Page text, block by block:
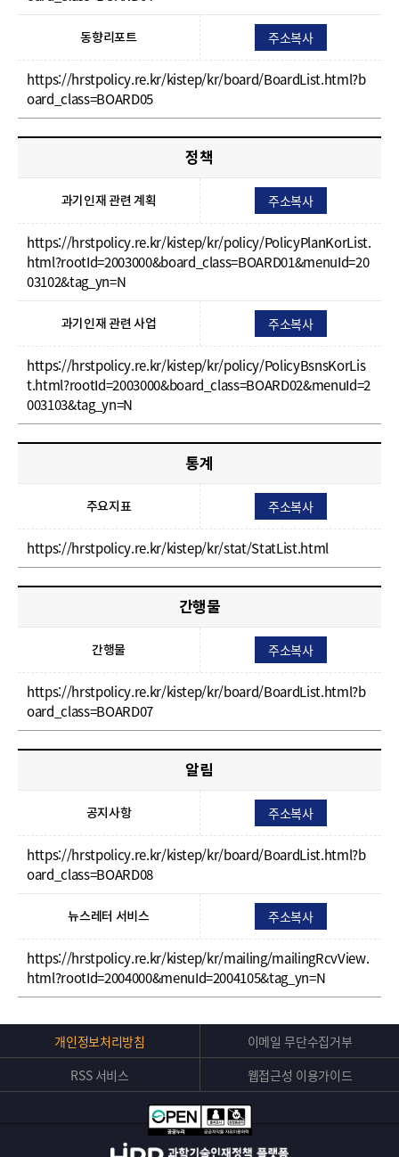
동향리포트 주소복사
https://hrstpolicy.re.kr/kistep/kr/board/BoardList.html?b
oard_class=BOARD05
정책
과기인재 관련 계획 주소복사
https://hrstpolicy.re.kr/kistep/kr/policy/PolicyPlanKorList.
html?rootId=2003000&board_class=BOARD01&menuId=20
03102&tag_yn=N
과기인재 관련 사업 주소복사
https://hrstpolicy.re.kr/kistep/kr/policy/PolicyBsnsKorLis
t.html?rootId=2003000&board_class=BOARD02&menuId=2
003103&tag_yn=N
통계
주요지표 주소복사
https://hrstpolicy.re.kr/kistep/kr/stat/StatList.html
간행물
간행물 주소복사
https://hrstpolicy.re.kr/kistep/kr/board/BoardList.html?b
oard_class=BOARD07
알림
공지사항 주소복사
https://hrstpolicy.re.kr/kistep/kr/board/BoardList.html?b
oard_class=BOARD08
뉴스레터 서비스 주소복사
https://hrstpolicy.re.kr/kistep/kr/mailing/mailingRcvView.
html?rootId=2004000&menuId=2004105&tag_yn=N
버
개인정보처리방침
이메일 무단수집거부
RSS 서비스
웹접근성 이용가이드